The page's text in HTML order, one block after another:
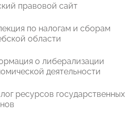
правовой сайт
по налогам и сборам
области
о либерализации
деятельности
ресурсов государственных